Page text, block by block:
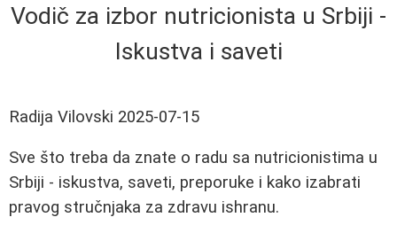
Vodič za izbor nutricionista u Srbiji -
Iskustva i saveti
Radija Vilovski 2025-07-15
Sve što treba da znate o radu sa nutricionistima u
Srbiji - iskustva, saveti, preporuke i kako izabrati
pravog stručnjaka za zdravu ishranu.